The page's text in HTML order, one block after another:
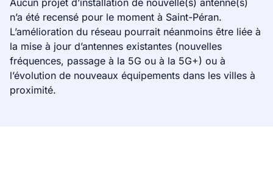
Aucun projet d’installation de nouvelle(s) antenne(s)
n’a été recensé pour le moment à Saint-Péran.
L’amélioration du réseau pourrait néanmoins être liée à
la mise à jour d’antennes existantes (nouvelles
fréquences, passage à la 5G ou à la 5G+) ou à
l’évolution de nouveaux équipements dans les villes à
proximité.